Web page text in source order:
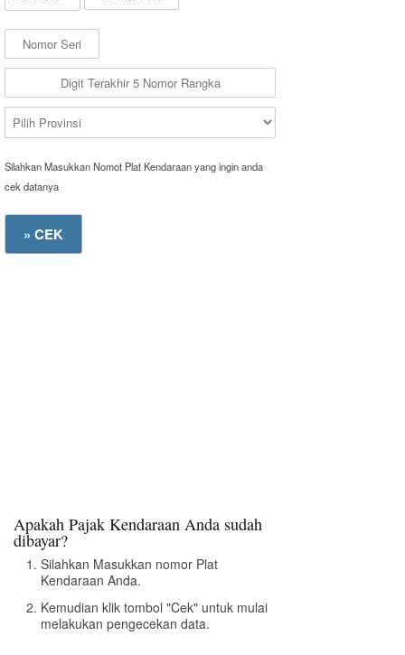
Silahkan Masukkan Nomot Plat Kendaraan yang ingin anda
cek datanya
Apakah Pajak Kendaraan Anda sudah
dibayar?
Silahkan Masukkan nomor Plat
Kendaraan Anda.
Kemudian klik tombol "Cek" untuk mulai
melakukan pengecekan data.